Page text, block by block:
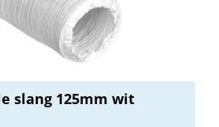
slang 125mm wit